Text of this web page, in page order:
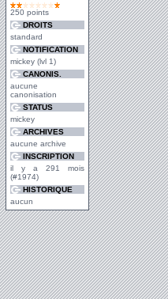
250 points
DROITS
standard
NOTIFICATION
mickey (lvl 1)
CANONIS.
aucune
canonisation
STATUS
mickey
ARCHIVES
aucune archive
INSCRIPTION
il y a 291 mois
(#1974)
HISTORIQUE
aucun